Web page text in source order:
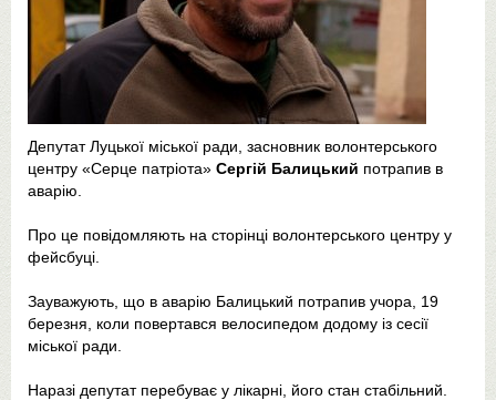
Депутат Луцької міської ради, засновник волонтерського
центру «Серце патріота» Сергій Балицький потрапив в
аварію.
Про це повідомляють на сторінці волонтерського центру у
фейсбуці.
Зауважують, що в аварію Балицький потрапив учора, 19
березня, коли повертався велосипедом додому із сесії
міської ради.
Наразі депутат перебуває у лікарні, його стан стабільний.